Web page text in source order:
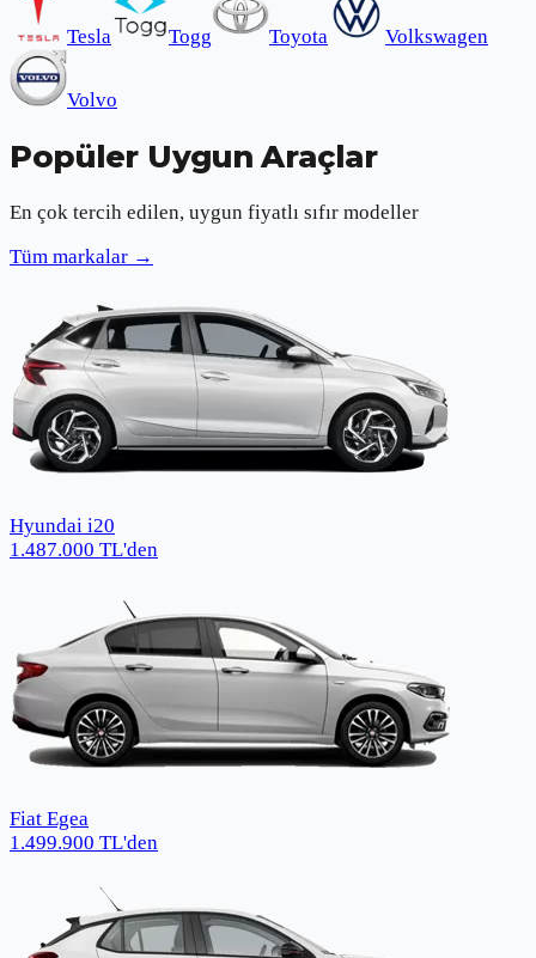
Tesla Togg Toyota Volkswagen
Volvo
Popüler Uygun Araçlar
En çok tercih edilen, uygun fiyatlı sıfır modeller
Tüm markalar →
Hyundai i20
1.487.000 TL'den
Fiat Egea
1.499.900 TL'den